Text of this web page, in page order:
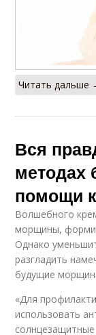
Читать дальше
Вся
методах
помощи
Волшебного
морщины,
Однако
разгладить
будущие
«Для
использовать